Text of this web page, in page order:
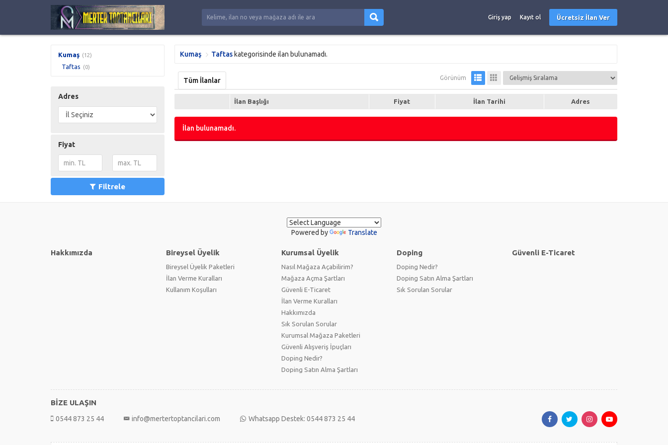
Giriş yap Kayıt ol Ücretsiz İlan Ver
Kumaş (12)
Taftas (0)
Adres
Fiyat
Filtrele
Kumaş Taftas kategorisinde ilan bulunamadı.
Tüm İlanlar Görünüm
İlan Başlığı Fiyat İlan Tarihi Adres
İlan bulunamadı.
Powered by Translate
Hakkımızda Bireysel Üyelik
Bireysel Üyelik Paketleri
İlan Verme Kuralları
Kullanım Koşulları
Kurumsal Üyelik
Nasıl Mağaza Açabilirim?
Mağaza Açma Şartları
Güvenli E-Ticaret
İlan Verme Kuralları
Hakkımızda
Sık Sorulan Sorular
Kurumsal Mağaza Paketleri
Güvenli Alışveriş İpuçları
Doping Nedir?
Doping Satın Alma Şartları
Doping
Doping Nedir?
Doping Satın Alma Şartları
Sık Sorulan Sorular
Güvenli E-Ticaret
BİZE ULAŞIN
0544 873 25 44 info@mertertoptancilari.com Whatsapp Destek: 0544 873 25 44